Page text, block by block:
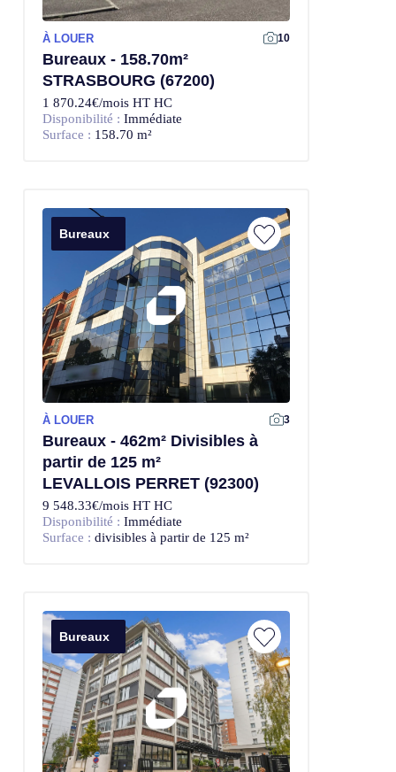
À LOUER 10
Bureaux - 158.70m²
STRASBOURG (67200)
1 870.24€/mois HT HC
Disponibilité : Immédiate
Surface : 158.70 m²
Bureaux
À LOUER 3
Bureaux - 462m² Divisibles à
partir de 125 m²
LEVALLOIS PERRET (92300)
9 548.33€/mois HT HC
Disponibilité : Immédiate
Surface : divisibles à partir de 125 m²
Bureaux